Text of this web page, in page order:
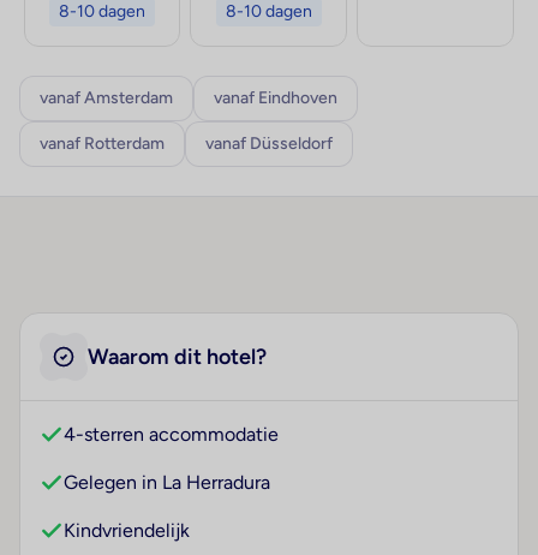
8-10 dagen 8-10 dagen
vanaf Amsterdam vanaf Eindhoven
vanaf Rotterdam vanaf Düsseldorf
Waarom dit hotel?
4-sterren accommodatie
Gelegen in La Herradura
Kindvriendelijk